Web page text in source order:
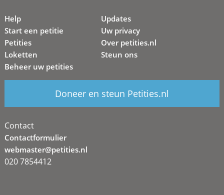
Help
Start een petitie
Petities
Loketten
Beheer uw petities
Updates
Uw privacy
Over petities.nl
Steun ons
Doneer en steun Petities.nl
Contact
Contactformulier
webmaster@petities.nl
020 7854412